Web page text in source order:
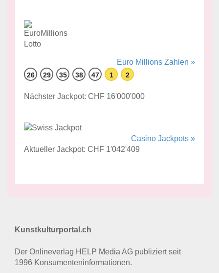
Euro Millions Zahlen »
26 29 35 38 47 1 2
Nächster Jackpot: CHF 16'000'000
Casino Jackpots »
Aktueller Jackpot: CHF 1'042'409
Kunstkulturportal.ch
Der Onlineverlag HELP Media AG publiziert seit
1996 Konsumenten­informationen.